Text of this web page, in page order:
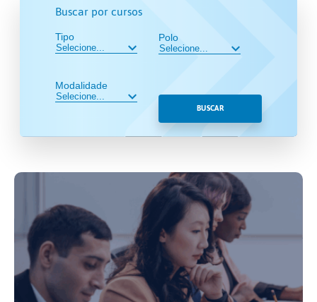
Buscar por cursos
Tipo
Modalidade
Polo
BUSCAR